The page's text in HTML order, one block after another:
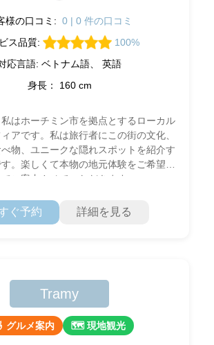
様の口コミ: 0 | 0 件の口コミ
ス品質:
100%
応言語: ベトナム語、 英語
身長： 160 cm
はホーチミン市を拠点とするローカル
アです。私は旅行者にこの街の文化、
物、ユニークな隠れスポットを紹介す
。楽しくて本物の地元体験をご希望の
ご案内させていただきます。
ぐ予約 詳細を見る
Tramy
グルメ案内 🗺 現地観光